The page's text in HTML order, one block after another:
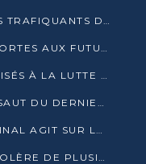
BRACONNAGE : DEUX PRÉSUMÉS TRAFIQUANTS D’HIPPOPOTAME ÉCROUÉS À BRAZZAVILLE
CONGO TERMINAL OUVRE SES PORTES AUX FUTURS INGÉNIEURS DE L’UCAC-ICAM
PLUS DE 700 SALARIÉS SENSIBILISÉS À LA LUTTE CONTRE LA TUBERCULOSE À CONGO TERMINAL
PLUS DE 149 000 ÉLÈVES À L’ASSAUT DU DERNIER CEPE
ENVIRONNEMENT: CONGO TERMINAL AGIT SUR LE TERRAIN ET FORME LES PLUS JEUNES
« LIBÉREZ NOS ENFANTS » : LA COLÈRE DE PLUSIEURS MÈRES À BRAZZAVILLE CONTRE LA DGSP